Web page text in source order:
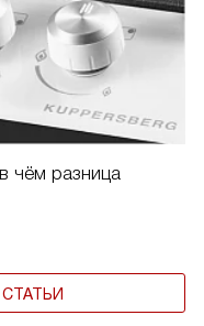
чём разница